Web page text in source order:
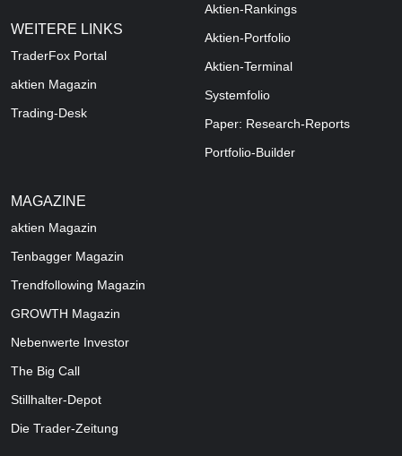
WEITERE LINKS
TraderFox Portal
aktien Magazin
Trading-Desk
Aktien-Rankings
Aktien-Portfolio
Aktien-Terminal
Systemfolio
Paper: Research-Reports
Portfolio-Builder
MAGAZINE
aktien Magazin
Tenbagger Magazin
Trendfollowing Magazin
GROWTH Magazin
Nebenwerte Investor
The Big Call
Stillhalter-Depot
Die Trader-Zeitung